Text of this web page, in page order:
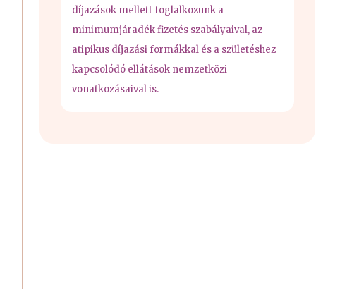
díjazások mellett foglalkozunk a
minimumjáradék fizetés szabályaival, az
atipikus díjazási formákkal és a születéshez
kapcsolódó ellátások nemzetközi
vonatkozásaival is.